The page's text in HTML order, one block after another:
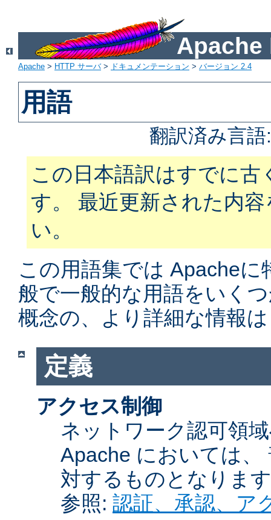
Apache
Apache > HTTP サーバ> ドキュメンテーション > バージョン 2.4
用語
翻訳済み言
この日本語訳はすでに
す。 最近更新された内
い。
この用語集では Apache
般で一般的な用語をいく
概念の、より詳細な情報
定義
アクセス制御
ネットワーク認可領
Apache においては
対するものとなりま
参照: 認証、承認、ア